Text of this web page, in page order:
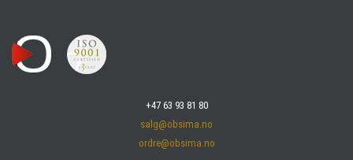
+47 63 93 81 80
salg@obsima.no
ordre@obsima.no